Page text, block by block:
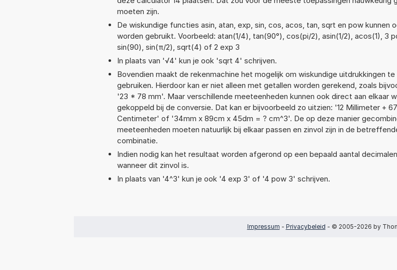
moeten zijn.
De wiskundige functies asin, atan, exp, sin, cos, acos, tan, sqrt en pow kunnen
worden gebruikt. Voorbeeld: atan(1/4), tan(90°), cos(pi/2), asin(1/2), acos(1), 3
sin(90), sin(π/2), sqrt(4) of 2 exp 3
In plaats van '√4' kun je ook 'sqrt 4' schrijven.
Bovendien maakt de rekenmachine het mogelijk om wiskundige uitdrukkingen te
gebruiken. Hierdoor kan er niet alleen met getallen worden gerekend, zoals
'23 * 78 mm'. Maar verschillende meeteenheden kunnen ook direct aan elkaar
gekoppeld bij de conversie. Dat kan er bijvoorbeeld zo uitzien: '12 Millimeter + 67
Centimeter' of '34mm x 89cm x 45dm = ? cm^3'. De op deze manier
meeteenheden moeten natuurlijk bij elkaar passen en zinvol zijn in de
combinatie.
Indien nodig kan het resultaat worden afgerond op een bepaald aantal decimalen
wanneer dit zinvol is.
In plaats van '4^3' kun je ook '4 exp 3' of '4 pow 3' schrijven.
Impressum - Privacybeleid - © 2005-2026 by